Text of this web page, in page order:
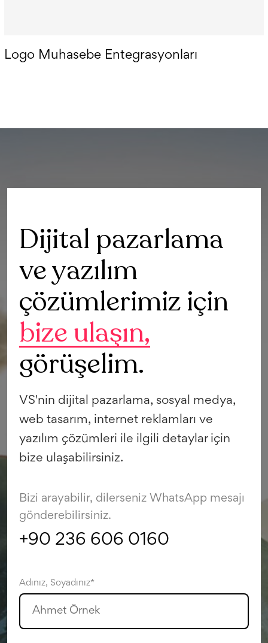
Logo Muhasebe Entegrasyonları
Dijital pazarlama
ve yazılım
çözümlerimiz için
bize ulaşın,
görüşelim.
VS'nin dijital pazarlama, sosyal medya,
web tasarım, internet reklamları ve
yazılım çözümleri ile ilgili detaylar için
bize ulaşabilirsiniz.
Bizi arayabilir, dilerseniz WhatsApp mesajı
gönderebilirsiniz.
+90 236 606 0160
Adınız, Soyadınız*